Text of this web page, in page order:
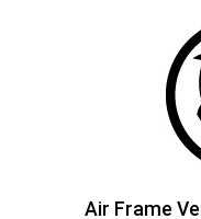
Air Frame